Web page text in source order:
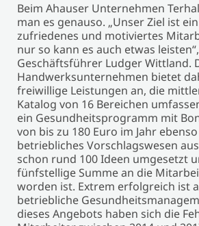
Beim Ahauser Unternehmen
man es genauso. „Unser Ziel ist
zufriedenes und motiviertes
nur so kann es auch etwas
Geschäftsführer Ludger Wittland.
Handwerksunternehmen bietet
freiwillige Leistungen an, die
Katalog von 16 Bereichen
ein Gesundheitsprogramm mit
von bis zu 180 Euro im Jahr
betriebliches Vorschlagswesen
schon rund 100 Ideen umgesetzt
fünfstellige Summe an die
worden ist. Extrem erfolgreich ist
betriebliche
dieses Angebots haben sich die